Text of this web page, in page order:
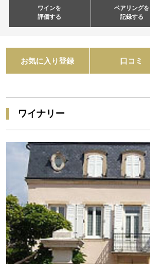
ワインを
評価する
ペアリングを
記録する
お気に入り登録 口コミ
ワイナリー